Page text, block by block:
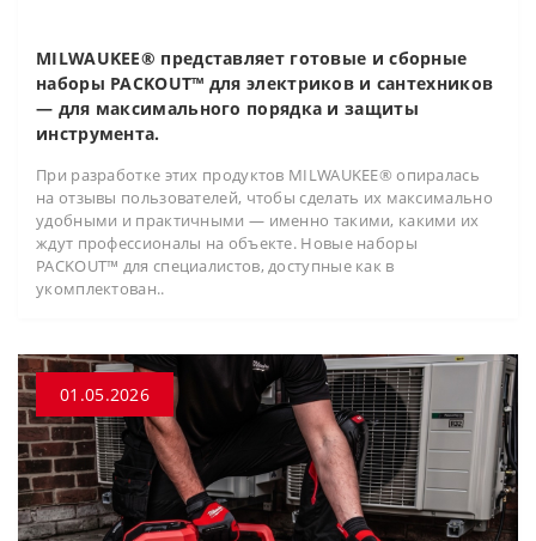
MILWAUKEE® представляет готовые и сборные
наборы PACKOUT™ для электриков и сантехников
— для максимального порядка и защиты
инструмента.
При разработке этих продуктов MILWAUKEE® опиралась
на отзывы пользователей, чтобы сделать их максимально
удобными и практичными — именно такими, какими их
ждут профессионалы на объекте. Новые наборы
PACKOUT™ для специалистов, доступные как в
укомплектован..
01.05.2026